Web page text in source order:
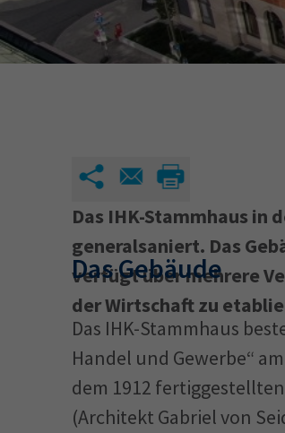
Das IHK-Stammhaus in
generalsaniert. Das
verfügt über mehrere
der Wirtschaft zu
Das Gebäude
Das IHK-Stammhaus
Handel und Gewerbe“
dem 1912
(Architekt Gabriel von